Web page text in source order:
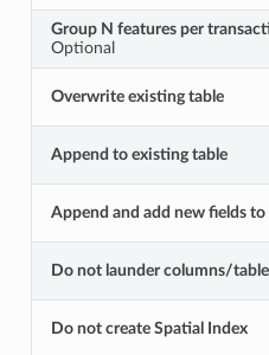
Group N features per
Optional
Overwrite existing table
Append to existing table
Append and add new fields
Do not launder columns/
Do not create Spatial Index